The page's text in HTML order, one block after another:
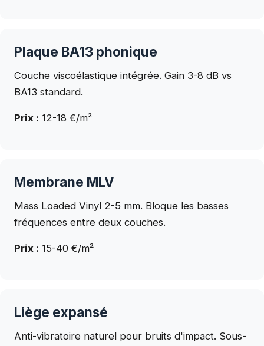
Plaque BA13 phonique
Couche viscoélastique intégrée. Gain 3-8 dB vs
BA13 standard.
Prix : 12-18 €/m²
Membrane MLV
Mass Loaded Vinyl 2-5 mm. Bloque les basses
fréquences entre deux couches.
Prix : 15-40 €/m²
Liège expansé
Anti-vibratoire naturel pour bruits d'impact. Sous-